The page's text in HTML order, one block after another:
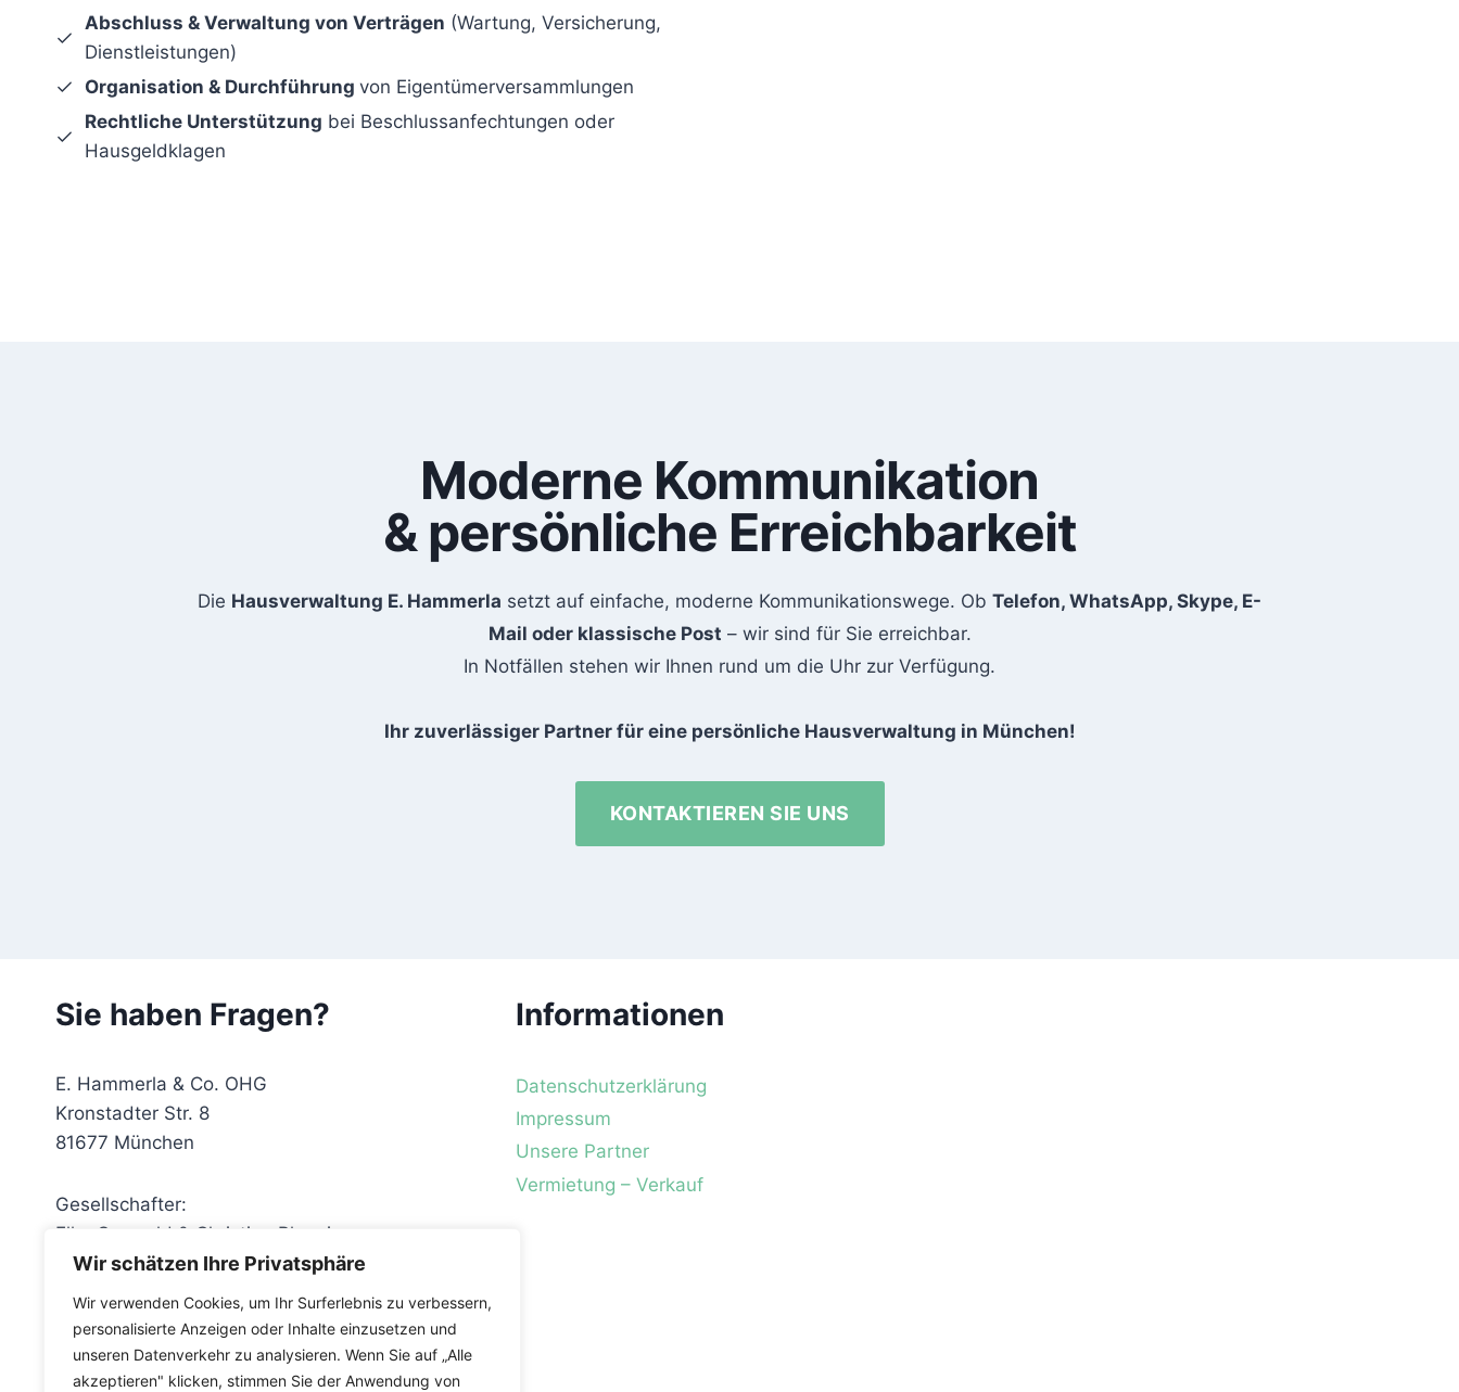
Wir schätzen Ihre Privatsphäre
Wir verwenden Cookies, um Ihr Surferlebnis zu verbessern,
personalisierte Anzeigen oder Inhalte einzusetzen und
unseren Datenverkehr zu analysieren. Wenn Sie auf „Alle
akzeptieren" klicken, stimmen Sie der Anwendung von
Abschluss & Verwaltung von Verträgen (Wartung, Versicherung,
Dienstleistungen)
Organisation & Durchführung von Eigentümerversammlungen
Rechtliche Unterstützung bei Beschlussanfechtungen oder
Hausgeldklagen
Moderne Kommunikation
& persönliche Erreichbarkeit
Die Hausverwaltung E. Hammerla setzt auf einfache, moderne Kommunikationswege. Ob Telefon, WhatsApp, Skype, E-
Mail oder klassische Post – wir sind für Sie erreichbar.
In Notfällen stehen wir Ihnen rund um die Uhr zur Verfügung.
Ihr zuverlässiger Partner für eine persönliche Hausverwaltung in München!
KONTAKTIEREN SIE UNS
Sie haben Fragen?
E. Hammerla & Co. OHG
Kronstadter Str. 8
81677 München
Gesellschafter:
Elke Osswald & Christian Blenninger
Tel.: (089) 16 99 77 & (089) 16 47 02
Fax: (089) 16 03 60
Email:info@hausverwaltung-hammerla.de
Informationen
Datenschutzerklärung
Impressum
Unsere Partner
Vermietung – Verkauf